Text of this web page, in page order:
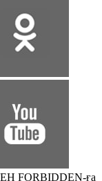
FORBIDDEN-ға